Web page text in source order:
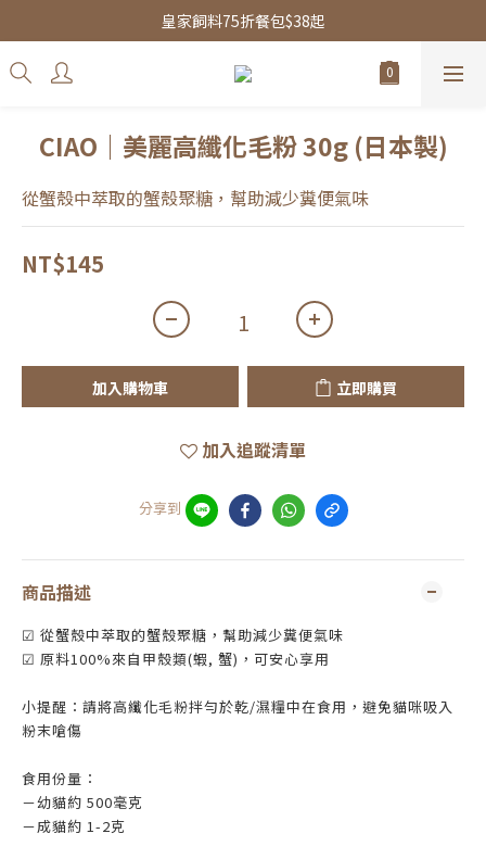
皇家飼料75折餐包$38起
皇家飼料75折餐包$38起
水魔素限時團購優惠
CIAO｜美麗高纖化毛粉 30g (日本製)
從蟹殼中萃取的蟹殼聚糖，幫助減少糞便氣味
NT$145
加入購物車 立即購買
加入追蹤清單
分享到
商品描述
☑ 從蟹殼中萃取的蟹殼聚糖，幫助減少糞便氣味
☑ 原料100%來自甲殼類(蝦, 蟹)，可安心享用
小提醒：請將高纖化毛粉拌勻於乾/濕糧中在食用，避免貓咪吸入
粉末嗆傷
食用份量：
－幼貓約 500毫克
－成貓約 1-2克